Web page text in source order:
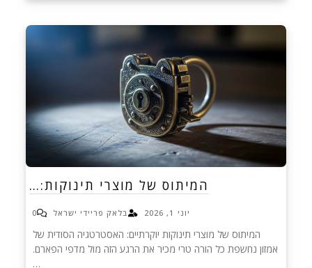
המיתוס של מוצרי תינוקות:…
יוני 1, 2026 בלאק פריידי ישראל 0
המיתוס של מוצרי תינוקות יוקרתיים: האסטרטגיה הסודית של
אמזון נחשפת כל הורה טרי מכיר את הרגע הזה מול מדפי הפארם.
…